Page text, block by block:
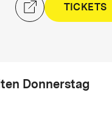
TICKETS
Donnerstag